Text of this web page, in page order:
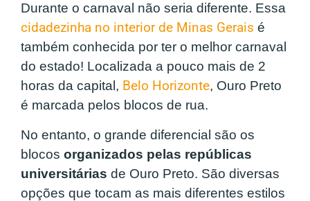
Durante o carnaval não seria diferente. Essa
cidadezinha no interior de Minas Gerais é
também conhecida por ter o melhor carnaval
do estado! Localizada a pouco mais de 2
horas da capital, Belo Horizonte, Ouro Preto
é marcada pelos blocos de rua.
No entanto, o grande diferencial são os
blocos organizados pelas repúblicas
universitárias de Ouro Preto. São diversas
opções que tocam as mais diferentes estilos